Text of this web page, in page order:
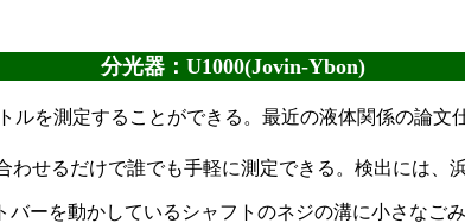
分光器：U1000(Jovin-Ybon)
ルを測定することができる。最近の液体関係の論
せるだけで誰でも手軽に測定できる。検出には、
ーを動かしているシャフトのネジの溝に小さなご